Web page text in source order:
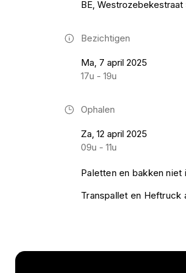
BE,
Bezichtigen
Ma, 7 april 2025
17u - 19u
Ophalen
Za, 12 april 2025
09u - 11u
Paletten en bakken
Transpallet en Heftruck